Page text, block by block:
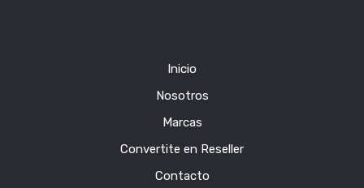
Inicio
Nosotros
Marcas
Convertite en Reseller
Contacto